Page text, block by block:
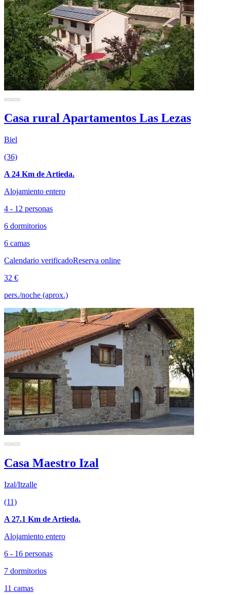
Casa rural Apartamentos Las Lezas
Biel
(36)
A 24 Km de Artieda.
Alojamiento entero
4 - 12 personas
6 dormitorios
6 camas
Calendario verificadoReserva online
32 €
pers./noche (aprox.)
Casa Maestro Izal
Izal/Itzalle
(11)
A 27.1 Km de Artieda.
Alojamiento entero
6 - 16 personas
7 dormitorios
11 camas